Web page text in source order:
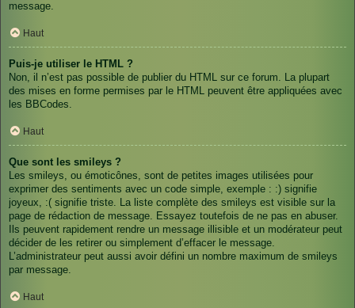
message.
Haut
Puis-je utiliser le HTML ?
Non, il n’est pas possible de publier du HTML sur ce forum. La plupart
des mises en forme permises par le HTML peuvent être appliquées avec
les BBCodes.
Haut
Que sont les smileys ?
Les smileys, ou émoticônes, sont de petites images utilisées pour
exprimer des sentiments avec un code simple, exemple : :) signifie
joyeux, :( signifie triste. La liste complète des smileys est visible sur la
page de rédaction de message. Essayez toutefois de ne pas en abuser.
Ils peuvent rapidement rendre un message illisible et un modérateur peut
décider de les retirer ou simplement d’effacer le message.
L’administrateur peut aussi avoir défini un nombre maximum de smileys
par message.
Haut